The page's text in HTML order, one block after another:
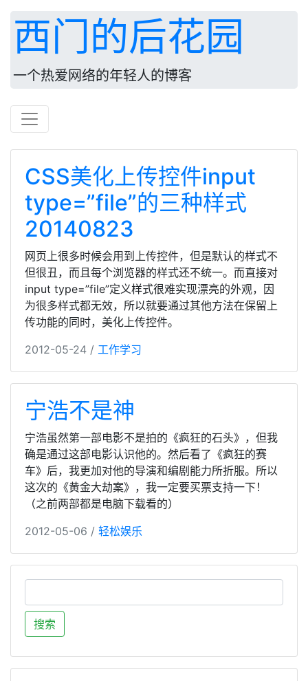
西门的后花园
一个热爱网络的年轻人的博客
CSS美化上传控件input
type=”file”的三种样式
20140823
网页上很多时候会用到上传控件，但是默认的样式不
但很丑，而且每个浏览器的样式还不统一。而直接对
input type=”file”定义样式很难实现漂亮的外观，因
为很多样式都无效，所以就要通过其他方法在保留上
传功能的同时，美化上传控件。
2012-05-24 / 工作学习
宁浩不是神
宁浩虽然第一部电影不是拍的《疯狂的石头》，但我
确是通过这部电影认识他的。然后看了《疯狂的赛
车》后，我更加对他的导演和编剧能力所折服。所以
这次的《黄金大劫案》，我一定要买票支持一下！
（之前两部都是电脑下载看的）
2012-05-06 / 轻松娱乐